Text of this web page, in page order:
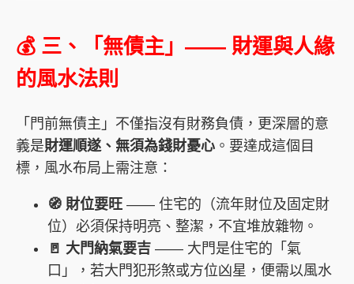
💰 三、「無債主」—— 財運與人緣
的風水法則
「門前無債主」不僅指沒有財務負債，更深層的意
義是財運順遂、無須為錢財憂心 。要達成這個目
標，風水布局上需注意：
🧭 財位要旺 —— 住宅的（流年財位及固定財
位）必須保持明亮、整潔，不宜堆放雜物。
🚪 大門納氣要吉 —— 大門是住宅的「氣
口」，若大門犯形煞或方位凶星，便需以風水